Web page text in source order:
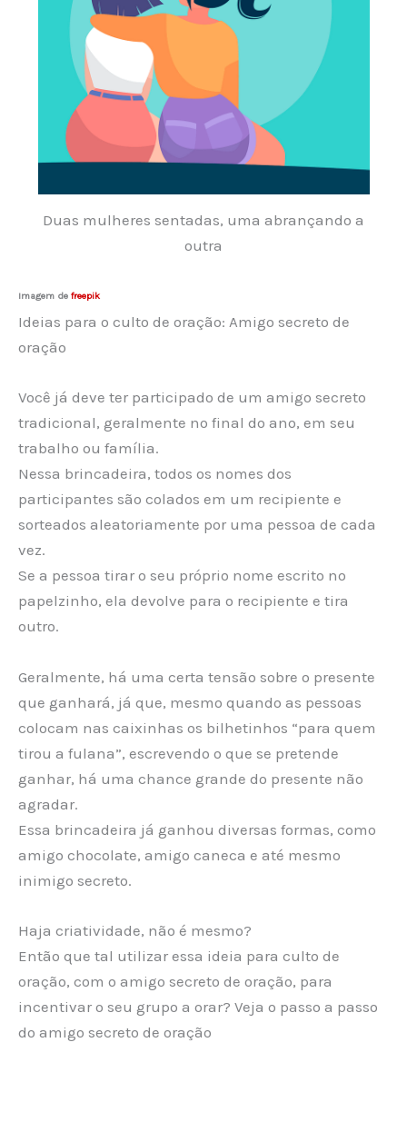
Duas mulheres sentadas, uma abrançando a
outra
Imagem de freepik
Ideias para o culto de oração: Amigo secreto de
oração
Você já deve ter participado de um amigo secreto
tradicional, geralmente no final do ano, em seu
trabalho ou família.
Nessa brincadeira, todos os nomes dos
participantes são colados em um recipiente e
sorteados aleatoriamente por uma pessoa de cada
vez.
Se a pessoa tirar o seu próprio nome escrito no
papelzinho, ela devolve para o recipiente e tira
outro.
Geralmente, há uma certa tensão sobre o presente
que ganhará, já que, mesmo quando as pessoas
colocam nas caixinhas os bilhetinhos “para quem
tirou a fulana”, escrevendo o que se pretende
ganhar, há uma chance grande do presente não
agradar.
Essa brincadeira já ganhou diversas formas, como
amigo chocolate, amigo caneca e até mesmo
inimigo secreto.
Haja criatividade, não é mesmo?
Então que tal utilizar essa ideia para culto de
oração, com o amigo secreto de oração, para
incentivar o seu grupo a orar? Veja o passo a passo
do amigo secreto de oração